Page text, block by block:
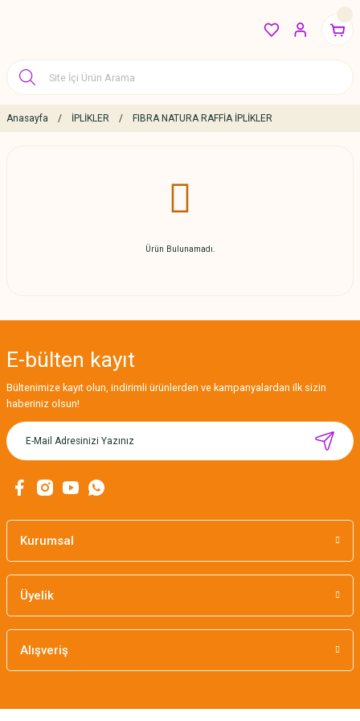
Anasayfa İPLİKLER FIBRA NATURA RAFFİA İPLİKLER
Ürün Bulunamadı.
E-bülten kayıt
Bültenimize kayıt olun, indirimli ürünlerden ve kampanyalardan ilk sizin
haberiniz olsun!
Kurumsal
Üyelik
Alışveriş